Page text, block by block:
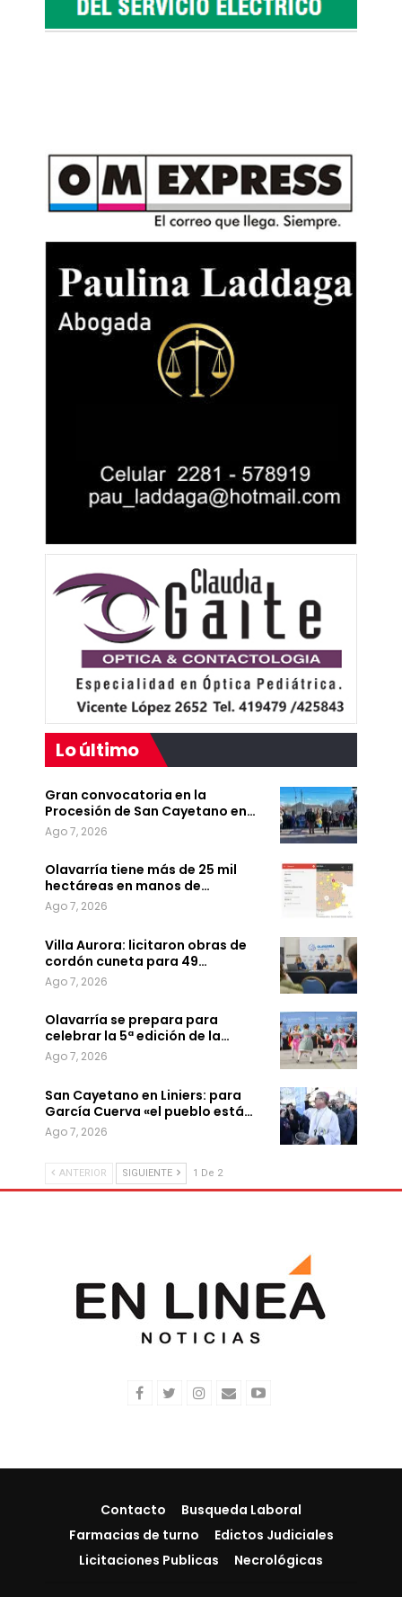
Lo último
Gran convocatoria en la
Procesión de San Cayetano en…
Ago 7, 2026
Olavarría tiene más de 25 mil
hectáreas en manos de…
Ago 7, 2026
Villa Aurora: licitaron obras de
cordón cuneta para 49…
Ago 7, 2026
Olavarría se prepara para
celebrar la 5ª edición de la…
Ago 7, 2026
San Cayetano en Liniers: para
García Cuerva «el pueblo está…
Ago 7, 2026
ANTERIOR SIGUIENTE 1 De 2
Contacto
Busqueda Laboral
Farmacias de turno
Edictos Judiciales
Licitaciones Publicas
Necrológicas